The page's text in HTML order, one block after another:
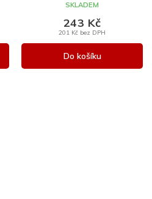
SKLADEM
201 Kč bez DPH
243 Kč
Do košíku